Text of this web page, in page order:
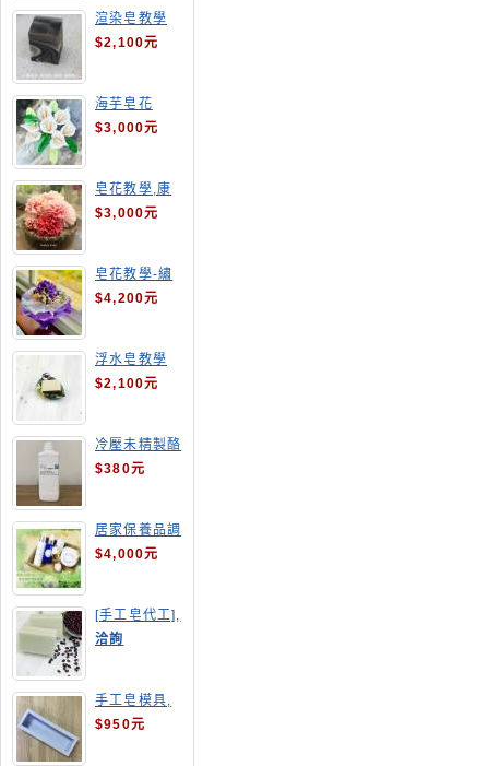
渲染皂教學
$2,100元
海芋皂花
$3,000元
皂花教學,康
乃馨
$3,000元
皂花教學-繡
球花皂花束
$4,200元
浮水皂教學
$2,100元
冷壓未精製酪
梨油
$380元
居家保養品調
配班
$4,000元
[手工皂代工],
酒粕皂
洽詢
手工皂模具,
長方形吐司模
$950元